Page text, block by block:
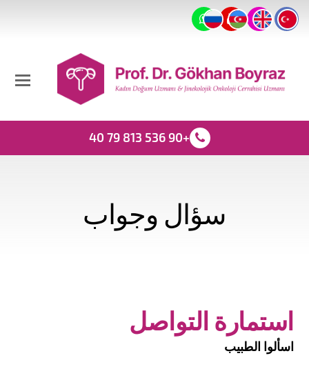
+90 536 813 79 40
سؤال وجواب
استمارة التواصل
اسألوا الطبيب